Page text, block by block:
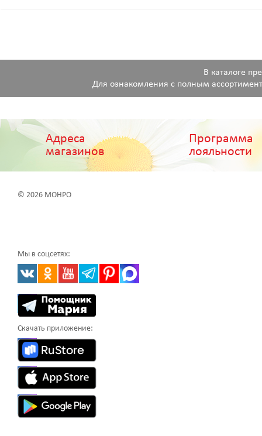
В каталоге
Для ознакомления с полным
Адреса
магазинов
Программа
лояльности
© 2026 МОНРО
Мы в соцсетях:
Скачать приложение: